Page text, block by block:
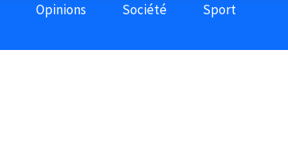
Opinions Société Sport